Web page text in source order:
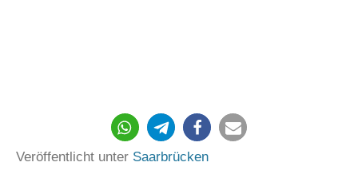
514
Veröffentlicht unter Saarbrücken